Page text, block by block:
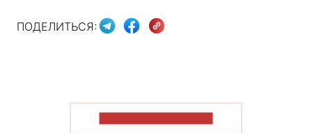
ПОДЕЛИТЬСЯ: